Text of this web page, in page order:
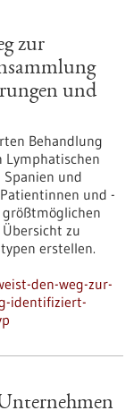
zur
und
Behandlung
Lymphatischen
Spanien und
und -
größtmöglichen
zu
erstellen.
den-weg-zur-
identifiziert-